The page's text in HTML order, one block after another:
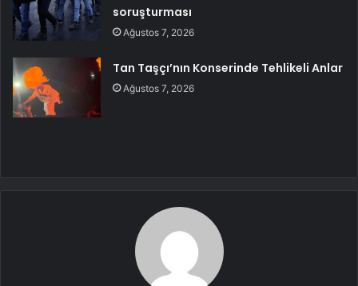
soruşturması
Ağustos 7, 2026
Tan Taşçı’nın Konserinde Tehlikeli Anlar
Ağustos 7, 2026